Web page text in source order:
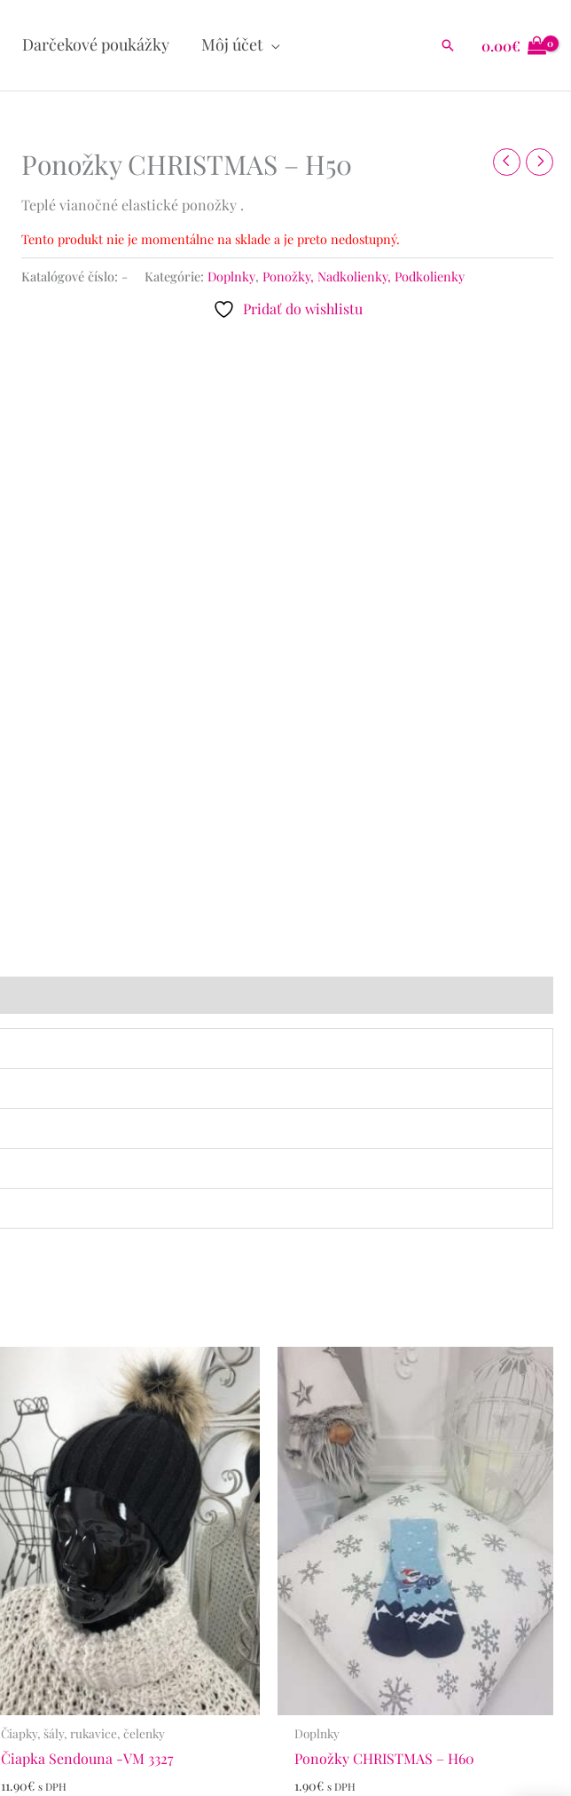
Darčekové poukážky Môj účet Hľadať0.00€
Ponožky CHRISTMAS – H50
Teplé vianočné elastické ponožky .
Tento produkt nie je momentálne na sklade a je preto nedostupný.
Katalógové číslo: - Kategórie: Doplnky, Ponožky, Nadkolienky, Podkolienky
Pridať do wishlistu
Čiapky, šály, rukavice, čelenky
Čiapka Sendouna -VM 3327
11.90€ s DPH
Doplnky
Ponožky CHRISTMAS – H60
1.90€ s DPH